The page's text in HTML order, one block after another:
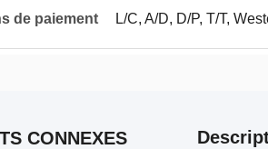
de paiement L/C, A/D, D/P, T/T,
CONNEXES